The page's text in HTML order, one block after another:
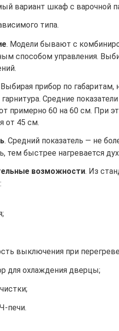
вариант шкаф с варочной
типа.
. Модели бывают с
способом управления.
Выбирая прибор по габаритам,
гарнитура. Средние
примерно 60 на 60 см. При
от 45 см.
. Средний показатель — не
тем быстрее нагревается
возможности. Из
выключения при
для охлаждения дверцы;
печи.